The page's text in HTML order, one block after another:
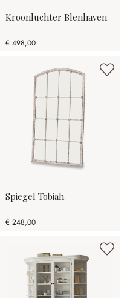
Kroonluchter Blenhaven
€ 498,00
Spiegel Tobiah
€ 248,00